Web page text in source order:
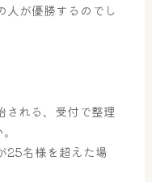
が優勝するのでし
れる、受付で整理
名様を超えた場